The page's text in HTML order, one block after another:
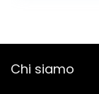
Chi siamo